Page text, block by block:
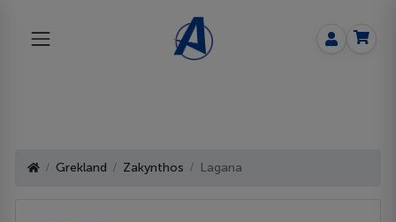
Grekland Zakynthos Lagana